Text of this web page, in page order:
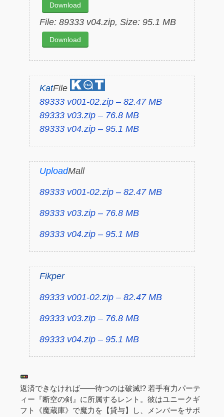
Download
File: 89333 v04.zip, Size: 95.1 MB
Download
KatFile
89333 v001-02.zip – 82.47 MB
89333 v03.zip – 76.8 MB
89333 v04.zip – 95.1 MB
UploadMall
89333 v001-02.zip – 82.47 MB
89333 v03.zip – 76.8 MB
89333 v04.zip – 95.1 MB
Fikper
89333 v001-02.zip – 82.47 MB
89333 v03.zip – 76.8 MB
89333 v04.zip – 95.1 MB
返済できなければ――待つのは破滅!? 若手有力パーテ
ィー『断空の剣』に所属するレント。彼はユニークギ
フト《魔蔵庫》で魔力を【貸与】し、メンバーをサポ